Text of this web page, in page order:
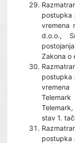
postupka
vremena
d.o.o.,
Zakona o
postupka
stav 1.
postupka